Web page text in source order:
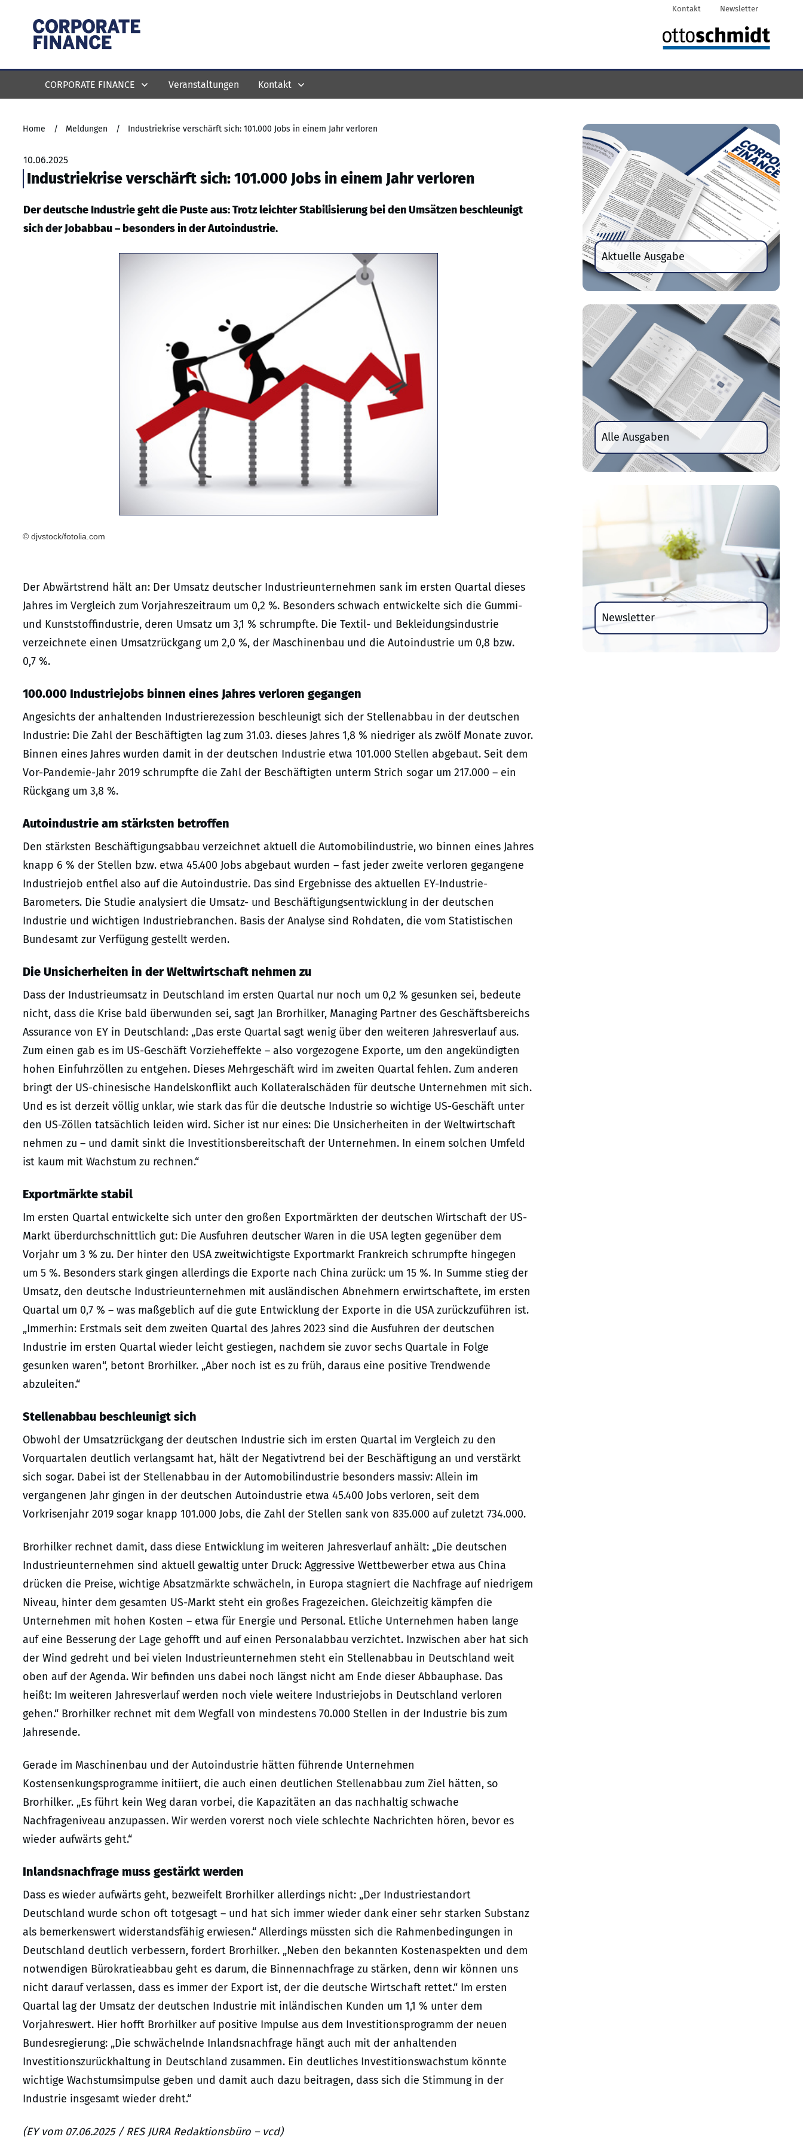
Kontakt Newsletter
CORPORATE FINANCE Veranstaltungen Kontakt
Home / Meldungen / Industriekrise verschärft sich: 101.000 Jobs in einem Jahr verloren
10.06.2025
Industriekrise verschärft sich: 101.000 Jobs in einem Jahr verloren
Der deutsche Industrie geht die Puste aus: Trotz leichter Stabilisierung bei den Umsätzen beschleunigt
sich der Jobabbau – besonders in der Autoindustrie.
© djvstock/fotolia.com
Der Abwärtstrend hält an: Der Umsatz deutscher Industrieunternehmen sank im ersten Quartal dieses
Jahres im Vergleich zum Vorjahreszeitraum um 0,2 %. Besonders schwach entwickelte sich die Gummi-
und Kunststoffindustrie, deren Umsatz um 3,1 % schrumpfte. Die Textil- und Bekleidungsindustrie
verzeichnete einen Umsatzrückgang um 2,0 %, der Maschinenbau und die Autoindustrie um 0,8 bzw.
0,7 %.
100.000 Industriejobs binnen eines Jahres verloren gegangen
Angesichts der anhaltenden Industrierezession beschleunigt sich der Stellenabbau in der deutschen
Industrie: Die Zahl der Beschäftigten lag zum 31.03. dieses Jahres 1,8 % niedriger als zwölf Monate zuvor.
Binnen eines Jahres wurden damit in der deutschen Industrie etwa 101.000 Stellen abgebaut. Seit dem
Vor-Pandemie-Jahr 2019 schrumpfte die Zahl der Beschäftigten unterm Strich sogar um 217.000 – ein
Rückgang um 3,8 %.
Autoindustrie am stärksten betroffen
Den stärksten Beschäftigungsabbau verzeichnet aktuell die Automobilindustrie, wo binnen eines Jahres
knapp 6 % der Stellen bzw. etwa 45.400 Jobs abgebaut wurden – fast jeder zweite verloren gegangene
Industriejob entfiel also auf die Autoindustrie. Das sind Ergebnisse des aktuellen EY-Industrie-
Barometers. Die Studie analysiert die Umsatz- und Beschäftigungsentwicklung in der deutschen
Industrie und wichtigen Industriebranchen. Basis der Analyse sind Rohdaten, die vom Statistischen
Bundesamt zur Verfügung gestellt werden.
Die Unsicherheiten in der Weltwirtschaft nehmen zu
Dass der Industrieumsatz in Deutschland im ersten Quartal nur noch um 0,2 % gesunken sei, bedeute
nicht, dass die Krise bald überwunden sei, sagt Jan Brorhilker, Managing Partner des Geschäftsbereichs
Assurance von EY in Deutschland: „Das erste Quartal sagt wenig über den weiteren Jahresverlauf aus.
Zum einen gab es im US-Geschäft Vorzieheffekte – also vorgezogene Exporte, um den angekündigten
hohen Einfuhrzöllen zu entgehen. Dieses Mehrgeschäft wird im zweiten Quartal fehlen. Zum anderen
bringt der US-chinesische Handelskonflikt auch Kollateralschäden für deutsche Unternehmen mit sich.
Und es ist derzeit völlig unklar, wie stark das für die deutsche Industrie so wichtige US-Geschäft unter
den US-Zöllen tatsächlich leiden wird. Sicher ist nur eines: Die Unsicherheiten in der Weltwirtschaft
nehmen zu – und damit sinkt die Investitionsbereitschaft der Unternehmen. In einem solchen Umfeld
ist kaum mit Wachstum zu rechnen.“
Exportmärkte stabil
Im ersten Quartal entwickelte sich unter den großen Exportmärkten der deutschen Wirtschaft der US-
Markt überdurchschnittlich gut: Die Ausfuhren deutscher Waren in die USA legten gegenüber dem
Vorjahr um 3 % zu. Der hinter den USA zweitwichtigste Exportmarkt Frankreich schrumpfte hingegen
um 5 %. Besonders stark gingen allerdings die Exporte nach China zurück: um 15 %. In Summe stieg der
Umsatz, den deutsche Industrieunternehmen mit ausländischen Abnehmern erwirtschaftete, im ersten
Quartal um 0,7 % – was maßgeblich auf die gute Entwicklung der Exporte in die USA zurückzuführen ist.
„Immerhin: Erstmals seit dem zweiten Quartal des Jahres 2023 sind die Ausfuhren der deutschen
Industrie im ersten Quartal wieder leicht gestiegen, nachdem sie zuvor sechs Quartale in Folge
gesunken waren“, betont Brorhilker. „Aber noch ist es zu früh, daraus eine positive Trendwende
abzuleiten.“
Stellenabbau beschleunigt sich
Obwohl der Umsatzrückgang der deutschen Industrie sich im ersten Quartal im Vergleich zu den
Vorquartalen deutlich verlangsamt hat, hält der Negativtrend bei der Beschäftigung an und verstärkt
sich sogar. Dabei ist der Stellenabbau in der Automobilindustrie besonders massiv: Allein im
vergangenen Jahr gingen in der deutschen Autoindustrie etwa 45.400 Jobs verloren, seit dem
Vorkrisenjahr 2019 sogar knapp 101.000 Jobs, die Zahl der Stellen sank von 835.000 auf zuletzt 734.000.
Brorhilker rechnet damit, dass diese Entwicklung im weiteren Jahresverlauf anhält: „Die deutschen
Industrieunternehmen sind aktuell gewaltig unter Druck: Aggressive Wettbewerber etwa aus China
drücken die Preise, wichtige Absatzmärkte schwächeln, in Europa stagniert die Nachfrage auf niedrigem
Niveau, hinter dem gesamten US-Markt steht ein großes Fragezeichen. Gleichzeitig kämpfen die
Unternehmen mit hohen Kosten – etwa für Energie und Personal. Etliche Unternehmen haben lange
auf eine Besserung der Lage gehofft und auf einen Personalabbau verzichtet. Inzwischen aber hat sich
der Wind gedreht und bei vielen Industrieunternehmen steht ein Stellenabbau in Deutschland weit
oben auf der Agenda. Wir befinden uns dabei noch längst nicht am Ende dieser Abbauphase. Das
heißt: Im weiteren Jahresverlauf werden noch viele weitere Industriejobs in Deutschland verloren
gehen.“ Brorhilker rechnet mit dem Wegfall von mindestens 70.000 Stellen in der Industrie bis zum
Jahresende.
Gerade im Maschinenbau und der Autoindustrie hätten führende Unternehmen
Kostensenkungsprogramme initiiert, die auch einen deutlichen Stellenabbau zum Ziel hätten, so
Brorhilker. „Es führt kein Weg daran vorbei, die Kapazitäten an das nachhaltig schwache
Nachfrageniveau anzupassen. Wir werden vorerst noch viele schlechte Nachrichten hören, bevor es
wieder aufwärts geht.“
Inlandsnachfrage muss gestärkt werden
Dass es wieder aufwärts geht, bezweifelt Brorhilker allerdings nicht: „Der Industriestandort
Deutschland wurde schon oft totgesagt – und hat sich immer wieder dank einer sehr starken Substanz
als bemerkenswert widerstandsfähig erwiesen.“ Allerdings müssten sich die Rahmenbedingungen in
Deutschland deutlich verbessern, fordert Brorhilker. „Neben den bekannten Kostenaspekten und dem
notwendigen Bürokratieabbau geht es darum, die Binnennachfrage zu stärken, denn wir können uns
nicht darauf verlassen, dass es immer der Export ist, der die deutsche Wirtschaft rettet.“ Im ersten
Quartal lag der Umsatz der deutschen Industrie mit inländischen Kunden um 1,1 % unter dem
Vorjahreswert. Hier hofft Brorhilker auf positive Impulse aus dem Investitionsprogramm der neuen
Bundesregierung: „Die schwächelnde Inlandsnachfrage hängt auch mit der anhaltenden
Investitionszurückhaltung in Deutschland zusammen. Ein deutliches Investitionswachstum könnte
wichtige Wachstumsimpulse geben und damit auch dazu beitragen, dass sich die Stimmung in der
Industrie insgesamt wieder dreht.“
(EY vom 07.06.2025 / RES JURA Redaktionsbüro – vcd)
Aktuelle Ausgabe
Alle Ausgaben
Newsletter